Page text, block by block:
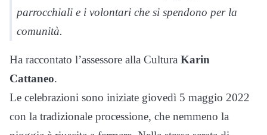
parrocchiali e i volontari che si spendono per la
comunità.
Ha raccontato l’assessore alla Cultura Karin
Cattaneo.
Le celebrazioni sono iniziate giovedì 5 maggio 2022
con la tradizionale processione, che nemmeno la